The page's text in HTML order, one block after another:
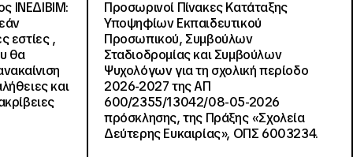
ΙΝΕΔΙΒΙΜ:
εστίες ,
θα
και
Προσωρινοί Πίνακες Κατάταξης
Υποψηφίων Εκπαιδευτικού
Προσωπικού, Συμβούλων
Σταδιοδρομίας και Συμβούλων
Ψυχολόγων για τη σχολική περίοδο
2026-2027 της ΑΠ
600/2355/13042/08-05-2026
πρόσκλησης, της Πράξης «Σχολεία
Δεύτερης Ευκαιρίας», ΟΠΣ 6003234.